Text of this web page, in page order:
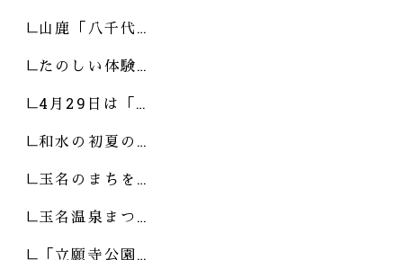
山鹿「八千代…
たのしい体験…
4月29日は「…
和水の初夏の…
玉名のまちを…
玉名温泉まつ…
「立願寺公園…